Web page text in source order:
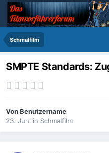
Schmalfilm
SMPTE Standards:
VonBenutzername
23. Juni in Schmalfilm